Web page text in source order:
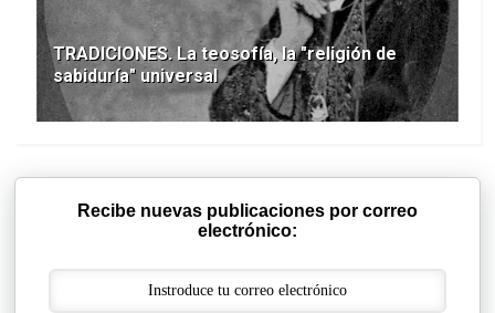
TRADICIONES. La teosofía, la "religión de
sabiduría" universal
Recibe nuevas publicaciones por correo
electrónico: